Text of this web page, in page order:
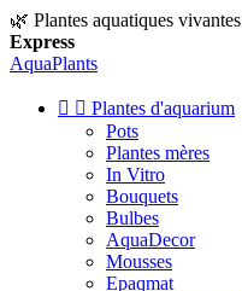
🌿 Plantes aquatiques vivantes
Express
AquaPlants
  Plantes d'aquarium
Pots
Plantes mères
In Vitro
Bouquets
Bulbes
AquaDecor
Mousses
Epaqmat